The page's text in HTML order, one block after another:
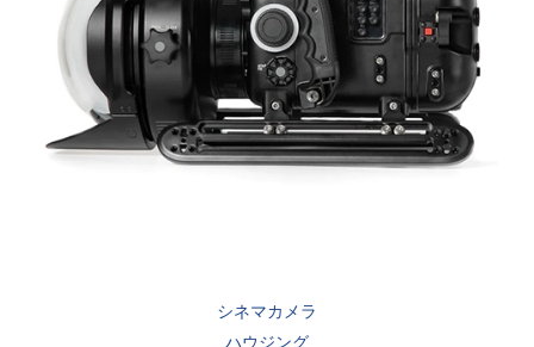
シネマカメラ
ハウジング